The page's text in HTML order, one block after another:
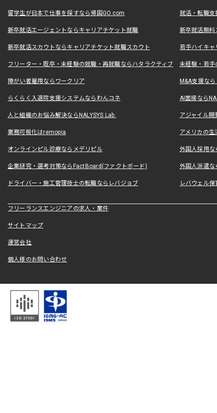
留学生が日本で仕事を探すなら帰国GO.com 就活・転職
新卒就活エージェントならキャリアチケット就職 新卒就活無料
新卒就活スカウトならキャリアチケット就職スカウト 若手ハイキ
フリーター・既卒・未経験の就職・再就職ならハタラクティブ 未経験・若手
障がい者雇用ならワークリア M&A支援な
らくらく入退院支援システムならわんコネ AI面接なら
人と組織のお悩み解決ならNALYSYS Lab. アジャイル
業務可視化はremopia アメリカの
オンラインピル診療ならメデリピル 外国人採用
企業研究・選考対策ならFactBoard(ファクトボード) 外国人派遣な
ドライバー・施工管理技士の転職ならレバジョブ レバウェル
フリーランスエンジニアの求人・案件
サイトマップ
運営会社
個人様のお問い合わせ